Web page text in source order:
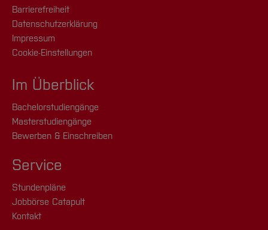
Barrierefreiheit
Datenschutzerklärung
Impressum
Cookie-Einstellungen
Im Überblick
Bachelorstudiengänge
Masterstudiengänge
Bewerben & Einschreiben
Service
Stundenpläne
Jobbörse Catapult
Kontakt